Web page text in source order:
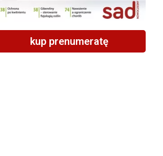
kup prenumeratę